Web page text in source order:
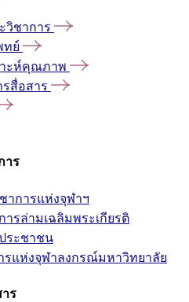
วิชาการ
ทย์
าะห์คุณภาพ
สื่อสาร
าร
าการแห่งจุฬาฯ
รล่ามเฉลิมพระเกียรติ
ระชาชน
รแห่งจุฬาลงกรณ์มหาวิทยาลัย
ร